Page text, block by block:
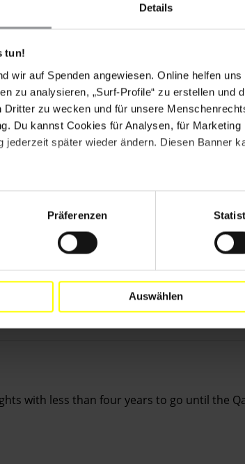
Details
tun!
wir auf Spenden angewiesen. Online helfen
zu analysieren, „Surf-Profile“ zu erstellen und
Dritter zu wecken und für unsere
Du kannst Cookies für Analysen, für
jederzeit später wieder ändern. Diesen Banner
Präferenzen
Auswählen
über 200 US-Dollar pro Monat. Die
zuständig sind, haben nicht genügend
Hunderte Arbeitsmigranten bereits ohne
weiterhin. Die 2017 eingeführten
weiblichen Hausangestellten
Arbeitsmigrant_innen in Katar
with less than four years to go until the